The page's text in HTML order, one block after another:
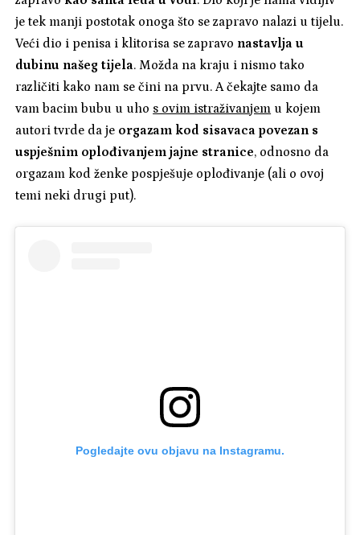
je tek manji postotak onoga što se zapravo nalazi u tijelu.
Veći dio i penisa i klitorisa se zapravo nastavlja u
dubinu našeg tijela. Možda na kraju i nismo tako
različiti kako nam se čini na prvu. A čekajte samo da
vam bacim bubu u uho s ovim istraživanjem u kojem
autori tvrde da je orgazam kod sisavaca povezan s
uspješnim oplođivanjem jajne stranice, odnosno da
orgazam kod ženke pospješuje oplođivanje (ali o ovoj
temi neki drugi put).
Pogledajte ovu objavu na Instagramu.